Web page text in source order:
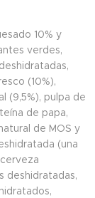
10% y
verdes,
(10%),
(9,5%), pulpa de
de papa,
de MOS y
(una
deshidratadas,